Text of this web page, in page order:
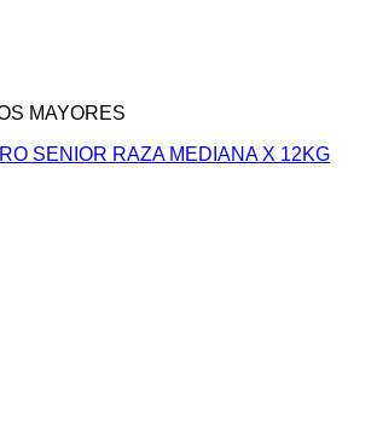
MAYORES
SENIOR RAZA MEDIANA X 12KG